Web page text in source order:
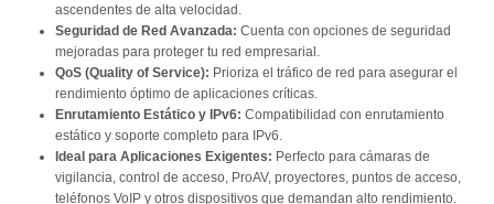
ascendentes de alta velocidad.
Seguridad de Red Avanzada: Cuenta con opciones de seguridad
mejoradas para proteger tu red empresarial.
QoS (Quality of Service): Prioriza el tráfico de red para asegurar el
rendimiento óptimo de aplicaciones críticas.
Enrutamiento Estático y IPv6: Compatibilidad con enrutamiento
estático y soporte completo para IPv6.
Ideal para Aplicaciones Exigentes: Perfecto para cámaras de
vigilancia, control de acceso, ProAV, proyectores, puntos de acceso,
teléfonos VoIP y otros dispositivos que demandan alto rendimiento.